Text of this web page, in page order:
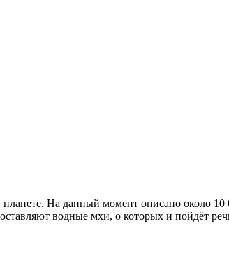
На данный момент описано около
водные мхи, о которых и пойдёт